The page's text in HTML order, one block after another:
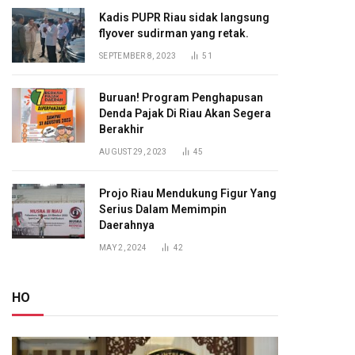
Kadis PUPR Riau sidak langsung
flyover sudirman yang retak.
SEPTEMBER 8, 2023 51
Buruan! Program Penghapusan
Denda Pajak Di Riau Akan Segera
Berakhir
AUGUST 29, 2023 45
Projo Riau Mendukung Figur Yang
Serius Dalam Memimpin
Daerahnya
MAY 2, 2024 42
HO